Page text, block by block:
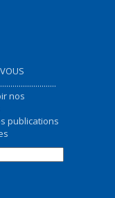
nos
publications